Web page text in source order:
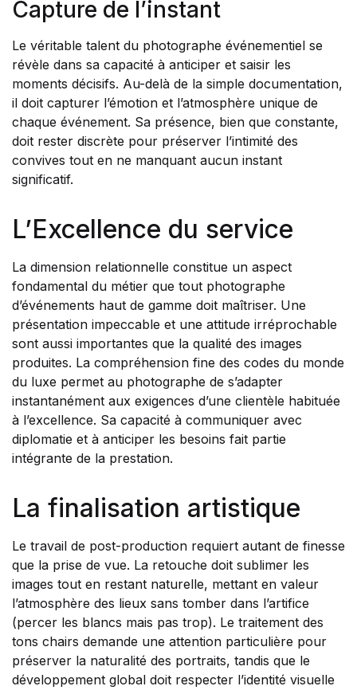
Capture de l’instant
Le véritable talent du photographe événementiel se
révèle dans sa capacité à anticiper et saisir les
moments décisifs. Au-delà de la simple documentation,
il doit capturer l’émotion et l’atmosphère unique de
chaque événement. Sa présence, bien que constante,
doit rester discrète pour préserver l’intimité des
convives tout en ne manquant aucun instant
significatif.
L’Excellence du service
La dimension relationnelle constitue un aspect
fondamental du métier que tout photographe
d’événements haut de gamme doit maîtriser. Une
présentation impeccable et une attitude irréprochable
sont aussi importantes que la qualité des images
produites. La compréhension fine des codes du monde
du luxe permet au photographe de s’adapter
instantanément aux exigences d’une clientèle habituée
à l’excellence. Sa capacité à communiquer avec
diplomatie et à anticiper les besoins fait partie
intégrante de la prestation.
La finalisation artistique
Le travail de post-production requiert autant de finesse
que la prise de vue. La retouche doit sublimer les
images tout en restant naturelle, mettant en valeur
l’atmosphère des lieux sans tomber dans l’artifice
(percer les blancs mais pas trop). Le traitement des
tons chairs demande une attention particulière pour
préserver la naturalité des portraits, tandis que le
développement global doit respecter l’identité visuelle